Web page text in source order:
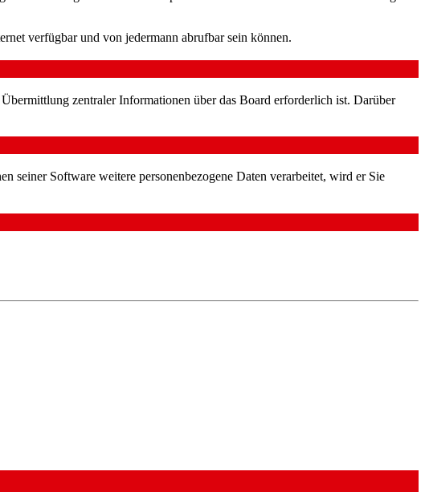
verfügbar und von jedermann abrufbar sein können.
zentraler Informationen über das Board erforderlich ist. Darüber
seiner Software weitere personenbezogene Daten verarbeitet, wird er Sie